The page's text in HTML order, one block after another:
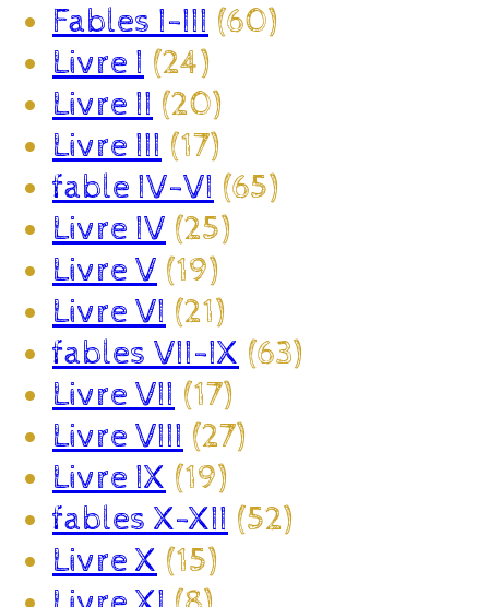
Fables I-III (60)
Livre I (24)
Livre II (20)
Livre III (17)
fable IV-VI (65)
Livre IV (25)
Livre V (19)
Livre VI (21)
fables VII-IX (63)
Livre VII (17)
Livre VIII (27)
Livre IX (19)
fables X-XII (52)
Livre X (15)